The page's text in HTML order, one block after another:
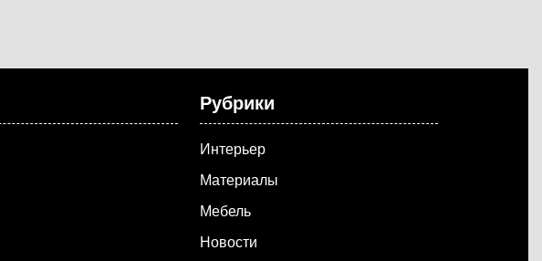
Рубрики
Интерьер
Материалы
Мебель
Новости